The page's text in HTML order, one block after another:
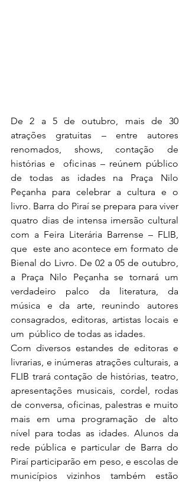
De 2 a 5 de outubro, mais de 30
atrações gratuitas – entre autores
renomados, shows, contação de
histórias e  oficinas – reúnem público
de todas as idades na Praça Nilo
Peçanha para celebrar a cultura e o
livro. Barra do Piraí se prepara para viver
quatro dias de intensa imersão cultural
com a Feira Literária Barrense – FLIB,
que  este ano acontece em formato de
Bienal do Livro. De 02 a 05 de outubro,
a Praça Nilo Peçanha se tornará um
verdadeiro palco da literatura, da
música e da arte, reunindo autores
consagrados, editoras, artistas locais e
um  público de todas as idades.
Com diversos estandes de editoras e
livrarias, e inúmeras atrações culturais, a
FLIB trará contação de histórias, teatro,
apresentações musicais, cordel, rodas
de conversa, oficinas, palestras e muito
mais em uma programação de alto
nível para todas as idades. Alunos da
rede pública e particular de Barra do
Piraí participarão em peso, e escolas de
municípios vizinhos também estão